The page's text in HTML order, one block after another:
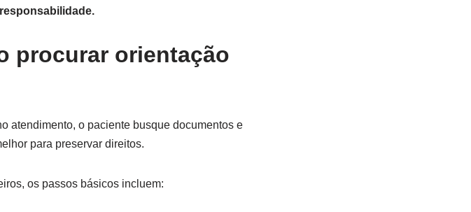
procurar orientação
atendimento, o paciente busque documentos e
para preservar direitos.
os passos básicos incluem: